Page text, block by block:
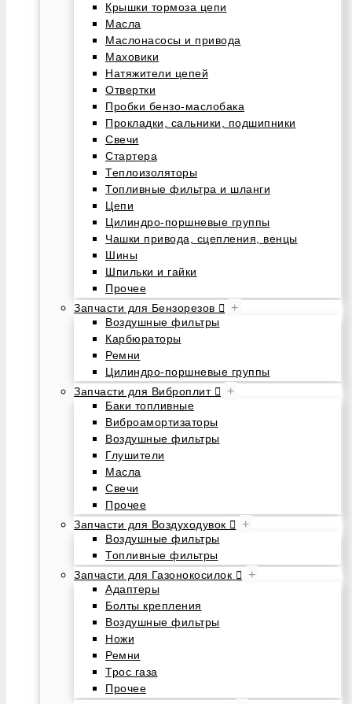
Крышки тормоза цепи
Масла
Маслонасосы и привода
Маховики
Натяжители цепей
Отвертки
Пробки бензо-маслобака
Прокладки, сальники, подшипники
Свечи
Стартера
Теплоизоляторы
Топливные фильтра и шланги
Цепи
Цилиндро-поршневые группы
Чашки привода, сцепления, венцы
Шины
Шпильки и гайки
Прочее
Запчасти для Бензорезов
+
Воздушные фильтры
Карбюраторы
Ремни
Цилиндро-поршневые группы
Запчасти для Виброплит
+
Баки топливные
Виброамортизаторы
Воздушные фильтры
Глушители
Масла
Свечи
Прочее
Запчасти для Воздуходувок
+
Воздушные фильтры
Топливные фильтры
Запчасти для Газонокосилок
+
Адаптеры
Болты крепления
Воздушные фильтры
Ножи
Ремни
Трос газа
Прочее